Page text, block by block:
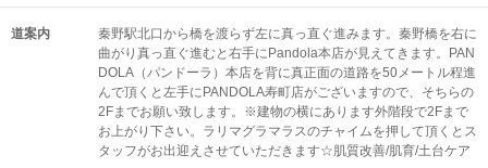
道案内
秦野駅北口から橋を渡らず左に真っ直ぐ進みます。秦野橋を右に
曲がり真っ直ぐ進むと右手にPandola本店が見えてきます。PAN
DOLA（パンドーラ）本店を背に真正面の道路を50メートル程進
んで頂くと左手にPANDOLA寿町店がございますので、そちらの
2Fまでお願い致します。※建物の横にあります外階段で2Fまで
お上がり下さい。ラリマグラマラスのチャイムを押して頂くとス
タッフがお出迎えさせていただきます☆肌質改善/肌育/土台ケア